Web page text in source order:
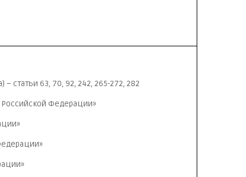
статьи 63, 70, 92, 242, 265-272, 282
Российской Федерации»